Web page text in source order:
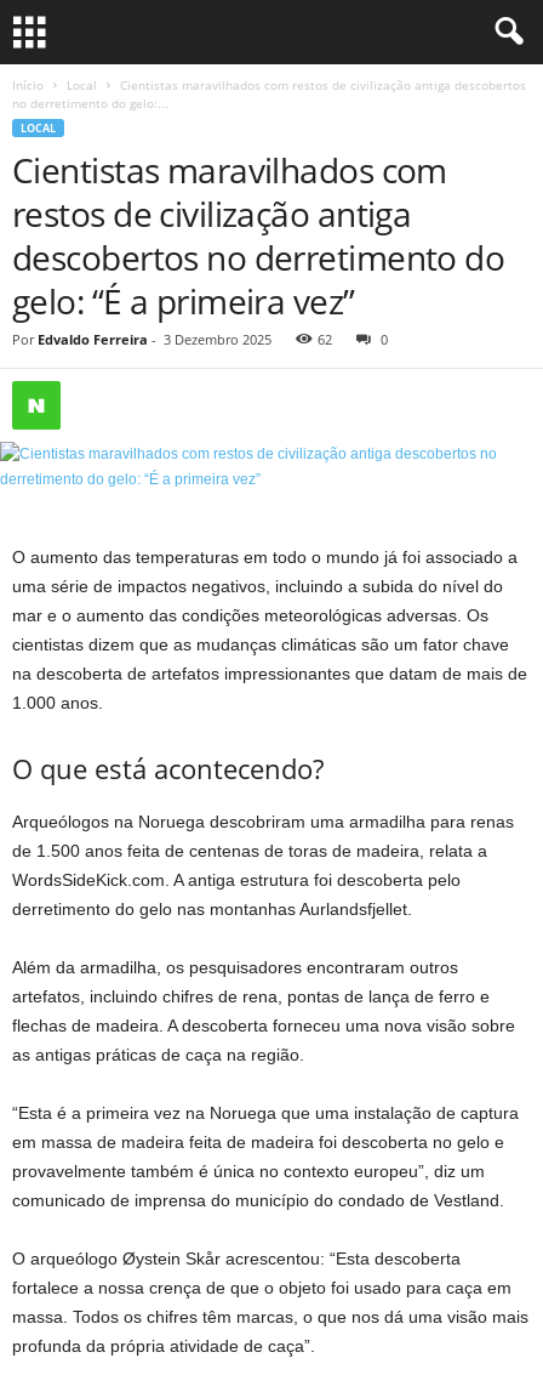
Início Local
Cientistas maravilhados com restos de civilização antiga descobertos
no derretimento do gelo:...
LOCAL
Cientistas maravilhados com
restos de civilização antiga
descobertos no derretimento do
gelo: “É a primeira vez”
Por Edvaldo Ferreira - 3 Dezembro 2025 62 0
O aumento das temperaturas em todo o mundo já foi associado a
uma série de impactos negativos, incluindo a subida do nível do
mar e o aumento das condições meteorológicas adversas. Os
cientistas dizem que as mudanças climáticas são um fator chave
na descoberta de artefatos impressionantes que datam de mais de
1.000 anos.
O que está acontecendo?
Arqueólogos na Noruega descobriram uma armadilha para renas
de 1.500 anos feita de centenas de toras de madeira, relata a
WordsSideKick.com. A antiga estrutura foi descoberta pelo
derretimento do gelo nas montanhas Aurlandsfjellet.
Além da armadilha, os pesquisadores encontraram outros
artefatos, incluindo chifres de rena, pontas de lança de ferro e
flechas de madeira. A descoberta forneceu uma nova visão sobre
as antigas práticas de caça na região.
“Esta é a primeira vez na Noruega que uma instalação de captura
em massa de madeira feita de madeira foi descoberta no gelo e
provavelmente também é única no contexto europeu”, diz um
comunicado de imprensa do município do condado de Vestland.
O arqueólogo Øystein Skår acrescentou: “Esta descoberta
fortalece a nossa crença de que o objeto foi usado para caça em
massa. Todos os chifres têm marcas, o que nos dá uma visão mais
profunda da própria atividade de caça”.